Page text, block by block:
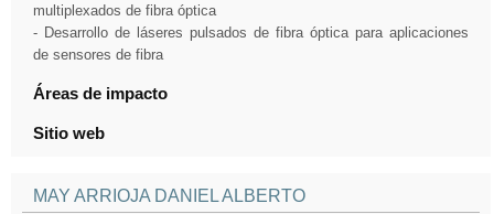
multiplexados de fibra óptica
- Desarrollo de láseres pulsados de fibra óptica para aplicaciones
de sensores de fibra
Áreas de impacto
Sitio web
MAY ARRIOJA DANIEL ALBERTO